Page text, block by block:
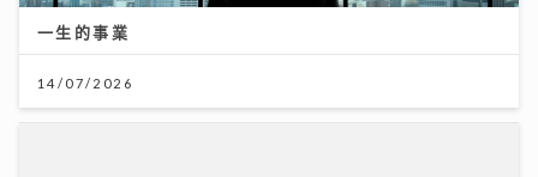
一生的事業
14/07/2026